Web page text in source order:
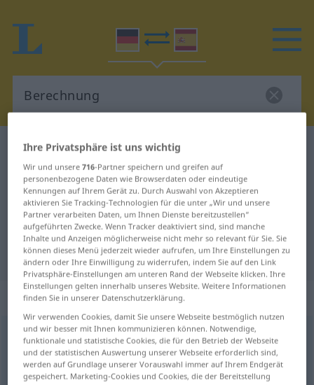
Deutsch-Spanisch Wörterbuch
Deutsch-Spanisch Übersetzung für
"Berechnung"
"Berechnung" Spanisch
Übersetzung
„Berechnung“: Femininum
Berechnungf <Berechnung;Berechnungen>
Übersicht aller Übersetzungen
(Für mehr Details die Übersetzung anklicken/antippen)
Ihre Privatsphäre ist uns wichtig
Wir und unsere716-Partner speichern und greifen auf
personenbezogene Daten wie Browserdaten oder eindeutige
Kennungen auf Ihrem Gerät zu. Durch Auswahl von Akzeptieren
aktivieren Sie Tracking-Technologien für die unter „Wir und unsere
Partner verarbeiten Daten, um Ihnen Dienste bereitzustellen“
aufgeführten Zwecke. Wenn Tracker deaktiviert sind, sind manche
Inhalte und Anzeigen möglicherweise nicht mehr so relevant für Sie. Sie
können dieses Menü jederzeit wieder aufrufen, um Ihre Einstellungen zu
ändern oder Ihre Einwilligung zu widerrufen, indem Sie auf den Link
Privatsphäre-Einstellungen am unteren Rand der Webseite klicken. Ihre
Einstellungen gelten innerhalb unseres Website. Weitere Informationen
finden Sie in unserer Datenschutzerklärung.
Wir verwenden Cookies, damit Sie unsere Webseite bestmöglich nutzen
und wir besser mit Ihnen kommunizieren können. Notwendige,
funktionale und statistische Cookies, die für den Betrieb der Webseite
und der statistischen Auswertung unserer Webseite erforderlich sind,
werden auf Grundlage unserer Vorauswahl immer auf Ihrem Endgerät
gespeichert. Marketing-Cookies und Cookies, die der Bereitstellung